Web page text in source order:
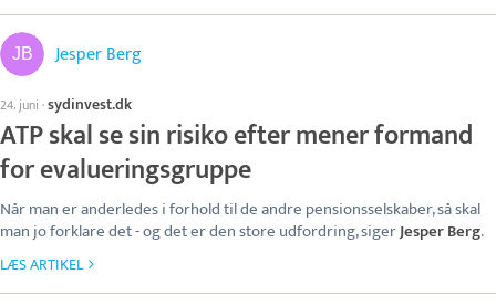
Jesper Berg
24. juni ·sydinvest.dk
ATP skal se sin risiko efter mener formand
for evalueringsgruppe
Når man er anderledes i forhold til de andre pensionsselskaber, så skal
man jo forklare det - og det er den store udfordring, sigerJesper Berg.
LÆS ARTIKEL